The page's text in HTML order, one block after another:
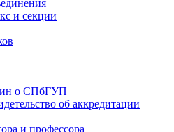
и секции
о СПбГУП
об аккредитации
и профессора